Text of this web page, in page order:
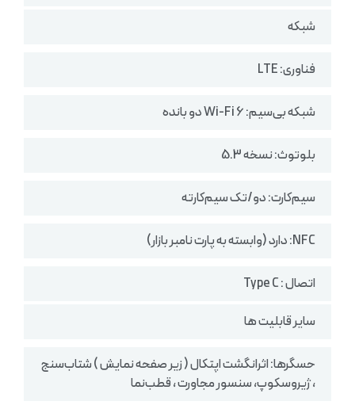
شبکه
فناوری: LTE
شبکه بی‌سیم: Wi-Fi 6 دو بانده
بلوتوث: نسخه 5.3
سیم‌کارت: دو/تک سیم‌کارته
NFC: دارد (وابسته به پارت نامبر بازار)
اتصال : Type C
سایر قابلیت ها
حسگرها: اثرانگشت اپتکال ( زیر صفحه نمایش ) شتاب‌سنج
، ژیروسکوپ، سنسور مجاورت ، قطب‌نما